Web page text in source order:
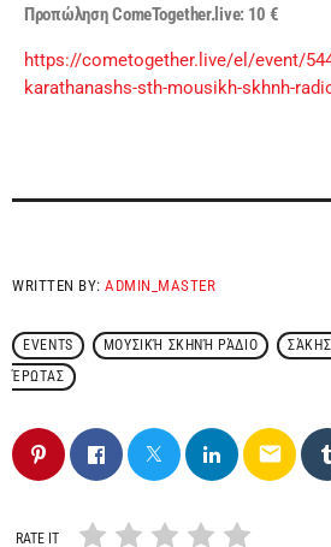
Προπώληση ComeTogether.live: 10 €
https://cometogether.live/el/event/
karathanashs-sth-mousikh-skhnh-
WRITTEN BY:ADMIN_MASTER
EVENTS ΜΟΥΣΙΚΉ ΣΚΗΝΉ ΡΆΔΙΟ
ΈΡΩΤΑΣ
email
RATE IT